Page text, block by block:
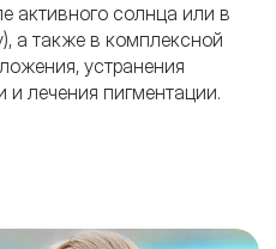
активного солнца или в
а также в комплексной
устранения
лечения пигментации.